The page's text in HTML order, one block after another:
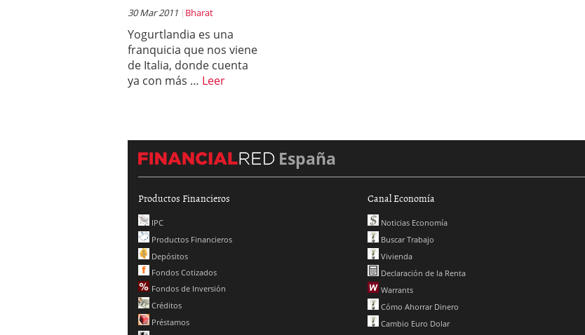
30 Mar 2011 Bharat
Yogurtlandia es una
franquicia que nos viene
de Italia, donde cuenta
ya con más … Leer
España
Productos Financieros
IPC
Productos Financieros
Depósitos
Fondos Cotizados
Fondos de Inversión
Créditos
Préstamos
Canal Economía
Noticias Economía
Buscar Trabajo
Vivienda
Declaración de la Renta
Warrants
Cómo Ahorrar Dinero
Cambio Euro Dolar